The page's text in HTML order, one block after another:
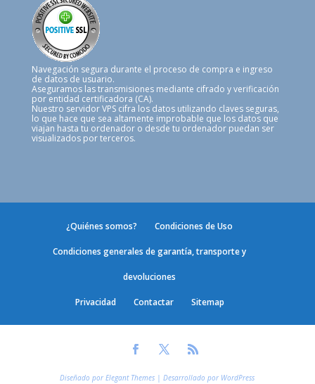
Navegación segura durante el proceso de compra e ingreso
de datos de usuario.
Aseguramos las transmisiones mediante cifrado y verificación
por entidad certificadora (CA).
Nuestro servidor VPS cifra los datos utilizando claves seguras,
lo que hace que sea altamente improbable que los datos que
viajan hasta tu ordenador o desde tu ordenador puedan ser
visualizados por terceros.
¿Quiénes somos? Condiciones de Uso
Condiciones generales de garantía, transporte y
devoluciones
Privacidad Contactar Sitemap
Diseñado porElegant Themes | Desarrollado por WordPress